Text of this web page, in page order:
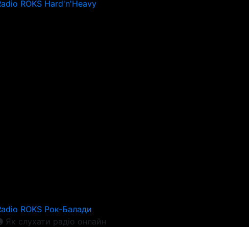
ROKS Hard'n'Heavy
ROKS Рок-Балади
Як слухати радіо онлайн